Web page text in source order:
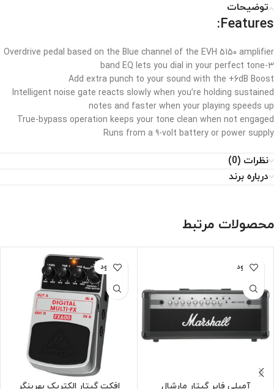
توضیحات
Features:
Overdrive pedal based on the Blue channel of the EVH 5150 amplifier
3-band EQ lets you dial in your perfect tone
Add extra punch to your sound with the +6dB Boost
Intelligent noise gate reacts slowly when you’re holding sustained
notes and faster when your playing speeds up
True-bypass operation keeps your tone clean when not engaged
Runs from a 9-volt battery or power supply
نظرات (0)
درباره برند
محصولات مرتبط
ناموجود
آمپلی فایر گیتار مارشال
ناموجود
افکت گیتار الکتریک بهرینگر